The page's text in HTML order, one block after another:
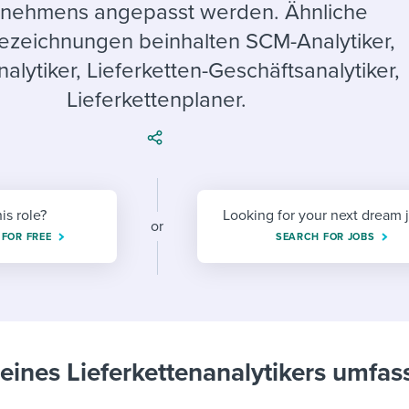
employee experiences
Workable customer stories
Workable customer stories
angepasst werden. Ähnliche
beinhalten SCM-Analytiker,
Lieferketten-Geschäftsanalytiker,
Lieferkettenplaner.
role?
FREE
or
Looking for your next dream
SEARCH FOR JOBS
Lieferkettenanalytikers